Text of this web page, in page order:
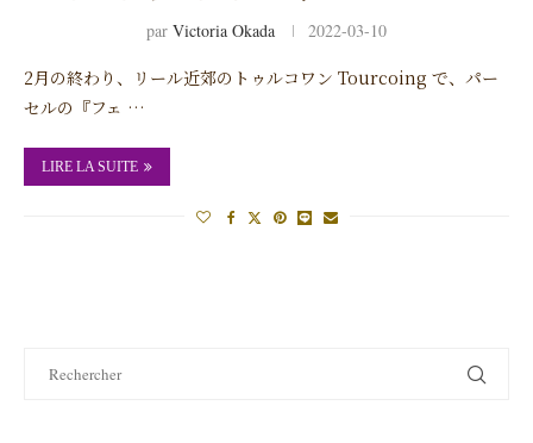
par Victoria Okada 2022-03-10
2月の終わり、リール近郊のトゥルコワン Tourcoing で、パー
セルの『フェ …
LIRE LA SUITE